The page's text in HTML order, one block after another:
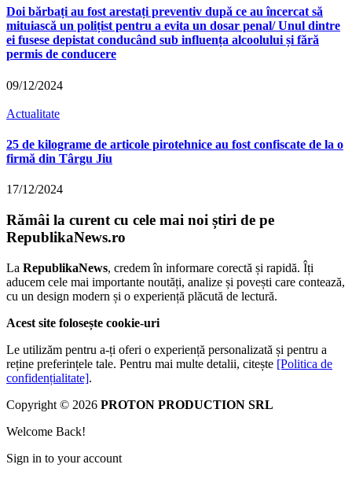
Doi bărbați au fost arestați preventiv după ce au încercat să
mituiască un polițist pentru a evita un dosar penal/ Unul dintre
ei fusese depistat conducând sub influența alcoolului și fără
permis de conducere
09/12/2024
Actualitate
25 de kilograme de articole pirotehnice au fost confiscate de la o
firmă din Târgu Jiu
17/12/2024
Rămâi la curent cu cele mai noi știri de pe
RepublikaNews.ro
La RepublikaNews, credem în informare corectă și rapidă. Îți
aducem cele mai importante noutăți, analize și povești care contează,
cu un design modern și o experiență plăcută de lectură.
Acest site folosește cookie-uri
Le utilizăm pentru a-ți oferi o experiență personalizată și pentru a
reține preferințele tale. Pentru mai multe detalii, citește [Politica de
confidențialitate].
Copyright © 2026 PROTON PRODUCTION SRL
Welcome Back!
Sign in to your account